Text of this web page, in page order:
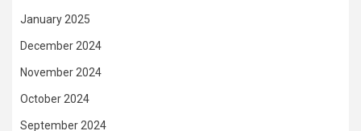
January 2025
December 2024
November 2024
October 2024
September 2024